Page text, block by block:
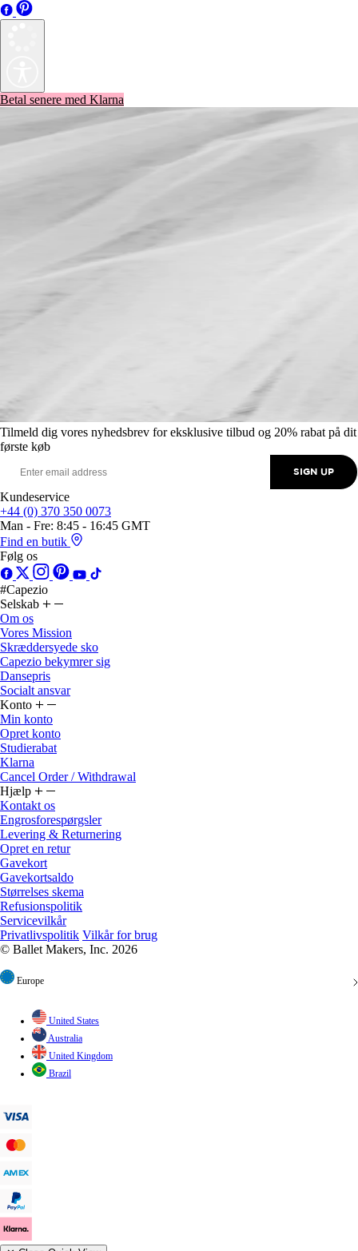
Betal senere med Klarna
Tilmeld dig vores nyhedsbrev for eksklusive tilbud og 20% rabat på dit
første køb
SIGN UP
Kundeservice
+44 (0) 370 350 0073
Man - Fre: 8:45 - 16:45 GMT
Find en butik
Følg os
#Capezio
Selskab
Om os
Vores Mission
Skræddersyede sko
Capezio bekymrer sig
Dansepris
Socialt ansvar
Konto
Min konto
Opret konto
Studierabat
Klarna
Cancel Order / Withdrawal
Hjælp
Kontakt os
Engrosforespørgsler
Levering & Returnering
Opret en retur
Gavekort
Gavekortsaldo
Størrelses skema
Refusionspolitik
Servicevilkår
Privatlivspolitik Vilkår for brug
© Ballet Makers, Inc. 2026
Europe
United States
Australia
United Kingdom
Brazil